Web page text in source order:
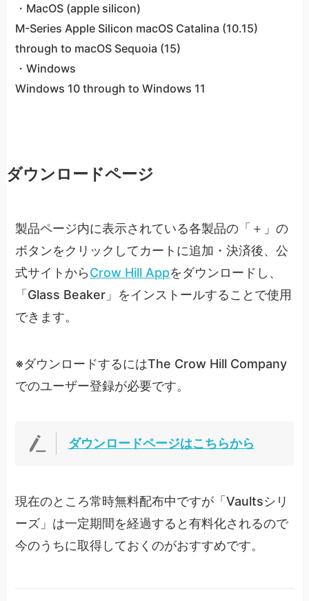
・MacOS (apple silicon)
M-Series Apple Silicon macOS Catalina (10.15)
through to macOS Sequoia (15)
・Windows
Windows 10 through to Windows 11
ダウンロードページ
製品ページ内に表示されている各製品の「＋」の
ボタンをクリックしてカートに追加・決済後、公
式サイトからCrow Hill Appをダウンロードし、
「Glass Beaker」をインストールすることで使用
できます。
※ダウンロードするにはThe Crow Hill Company
でのユーザー登録が必要です。
ダウンロードページはこちらから
現在のところ常時無料配布中ですが「Vaultsシリ
ーズ」は一定期間を経過すると有料化されるので
今のうちに取得しておくのがおすすめです。